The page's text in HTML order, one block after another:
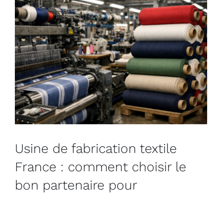
Usine de fabrication textile
France : comment choisir le
bon partenaire pour